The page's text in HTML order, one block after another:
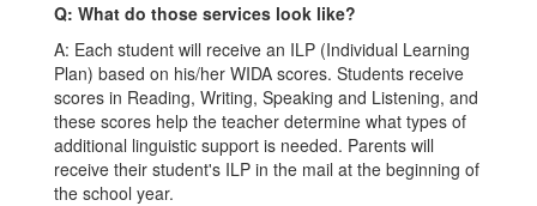
Q: What do those services look like?
A: Each student will receive an ILP (Individual Learning
Plan) based on his/her WIDA scores. Students receive
scores in Reading, Writing, Speaking and Listening, and
these scores help the teacher determine what types of
additional linguistic support is needed. Parents will
receive their student's ILP in the mail at the beginning of
the school year.